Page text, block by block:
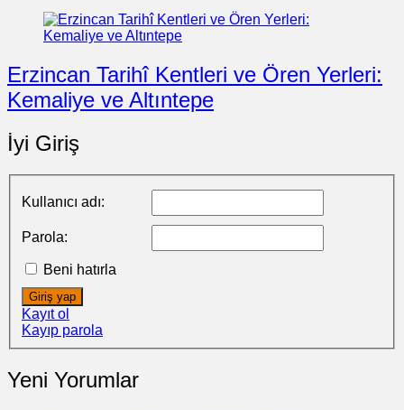
Erzincan Tarihî Kentleri ve Ören Yerleri:
Kemaliye ve Altıntepe
İyi Giriş
Kullanıcı adı:
Parola:
Beni hatırla
Giriş yap
Kayıt ol
Kayıp parola
Yeni Yorumlar